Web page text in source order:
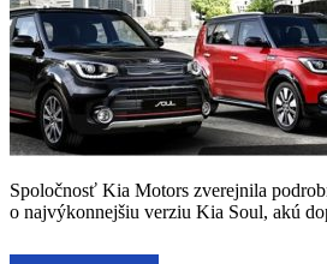
Spoločnosť Kia Motors zverejnila
o najvýkonnejšiu verziu Kia Soul, akú